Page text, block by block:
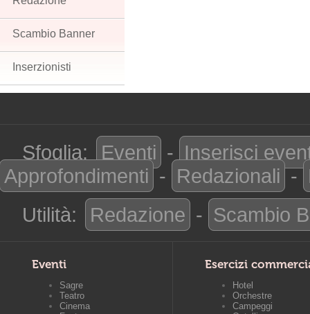
Scambio Banner
Inserzionisti
Sfoglia: Eventi - Inserisci
Approfondimenti - Redazionali -
Utilità:
Redazione - Scambio
Eventi
Sagre
Teatro
Cinema
Esercizi
Hotel
Orchestre
Campeggi